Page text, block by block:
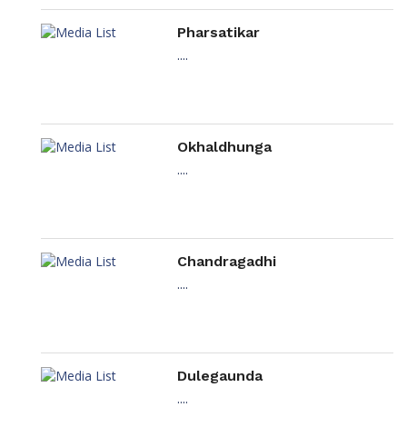
Pharsatikar
....
Okhaldhunga
....
Chandragadhi
....
Dulegaunda
....